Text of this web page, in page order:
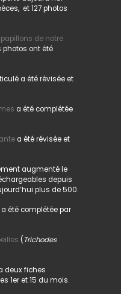
et 127 photos
de notre
photos ont été
a été révisée et
a été complétée
a été révisée et
augmenté le
depuis
plus de 500.
été complétée par
(Trichodes
deux fiches
1er et 15 du mois.